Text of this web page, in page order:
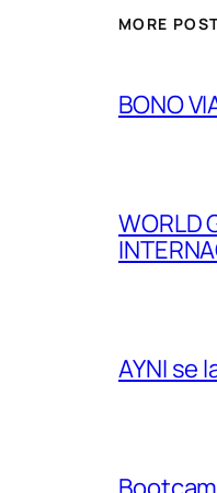
MORE
BONO
WORLD
AYNI se